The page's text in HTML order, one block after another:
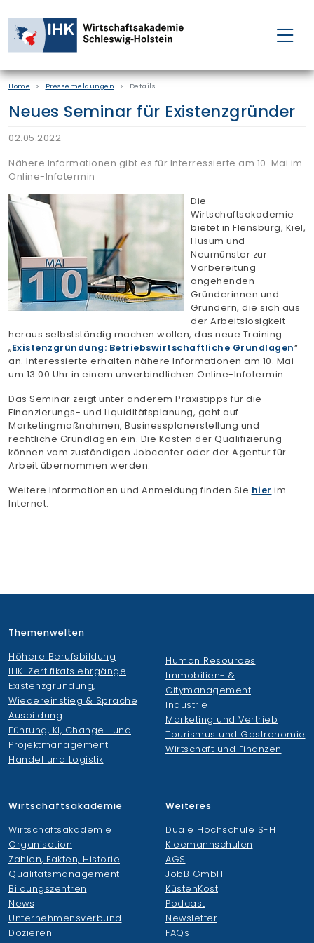
FÜR EINZELPERSONEN
FÜR UNTERNEHMEN
PROJEKTE
WAKADEMIE
NEWS
ÜBER UNS
Finden Sie Ihre Weiterbildung
SUCHEN
Home Pressemeldungen Details
Neues Seminar für Existenzgründer
02.05.2022
Nähere Informationen gibt es für Interressierte am 10. Mai im
Online-Infotermin
Die
Wirtschaftsakademie
bietet in Flensburg, Kiel,
Husum und
Neumünster zur
Vorbereitung
angehenden
Gründerinnen und
Gründern, die sich aus
der Arbeitslosigkeit
heraus selbstständig machen wollen, das neue Training
„Existenzgründung: Betriebswirtschaftliche Grundlagen“
an. Interessierte erhalten nähere Informationen am 10. Mai
um 13:00 Uhr in einem unverbindlichen Online-Infotermin.
Das Seminar zeigt unter anderem Praxistipps für die
Finanzierungs- und Liquiditätsplanung, geht auf
Marketingmaßnahmen, Businessplanerstellung und
rechtliche Grundlagen ein. Die Kosten der Qualifizierung
können vom zuständigen Jobcenter oder der Agentur für
Arbeit übernommen werden.
Weitere Informationen und Anmeldung finden Sie hier im
Internet.
Themenwelten
Höhere Berufsbildung
IHK-Zertifikatslehrgänge
Existenzgründung,
Wiedereinstieg & Sprache
Ausbildung
Führung, KI, Change- und
Projektmanagement
Handel und Logistik
Human Resources
Immobilien- &
Citymanagement
Industrie
Marketing und Vertrieb
Tourismus und Gastronomie
Wirtschaft und Finanzen
Wirtschaftsakademie
Wirtschaftsakademie
Organisation
Zahlen, Fakten, Historie
Qualitätsmanagement
Bildungszentren
News
Unternehmensverbund
Dozieren
Weiteres
Duale Hochschule S-H
Kleemannschulen
AGS
JobB GmbH
KüstenKost
Podcast
Newsletter
FAQs